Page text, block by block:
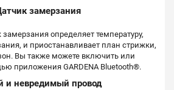
замерзания
определяет температуру,
и приостанавливает план стрижки,
Вы также можете включить или
приложения GARDENA Bluetooth®.
и невредимый провод